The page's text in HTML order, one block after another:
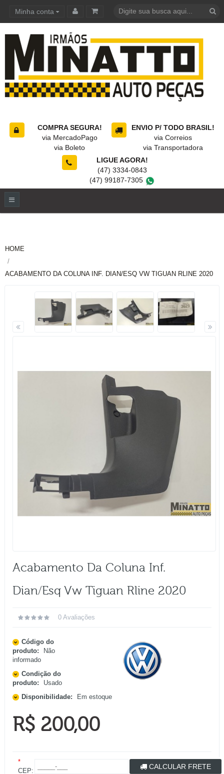
Minha conta
COMPRA SEGURA!
via MercadoPago
via Boleto
ENVIO P/ TODO BRASIL!
via Correios
via Transportadora
LIGUE AGORA!
(47) 3334-0843
(47) 99187-7305
HOME
ACABAMENTO DA COLUNA INF. DIAN/ESQ VW TIGUAN RLINE 2020
Acabamento Da Coluna Inf.
Dian/esq Vw Tiguan Rline 2020
0 Avaliações
Código do
produto:
Não
informado
Condição do
produto:
Usado
Disponibilidade:
Em estoque
R$ 200,00
*
CEP:
CALCULAR FRETE